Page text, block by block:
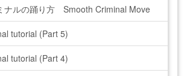
ナルの踊り方 Smooth Criminal Move
tutorial (Part 5)
tutorial (Part 4)